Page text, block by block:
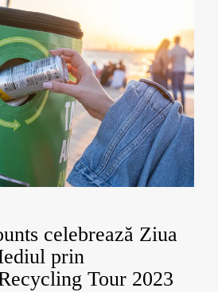
celebrează Ziua
prin
Tour 2023